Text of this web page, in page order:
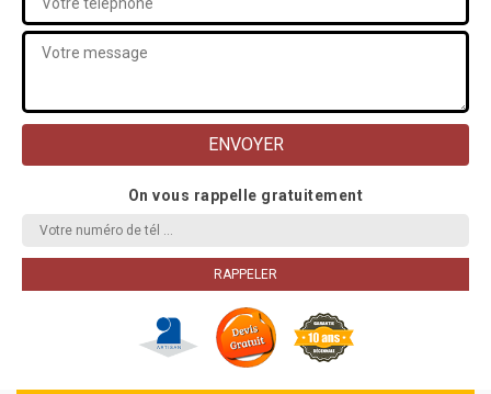
On vous rappelle gratuitement